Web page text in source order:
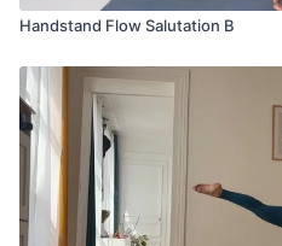
Handstand Flow Salutation B